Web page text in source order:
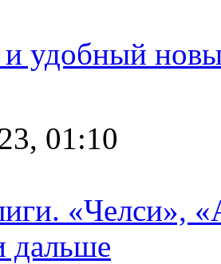
удобный
01:10
«Челси»,
дальше